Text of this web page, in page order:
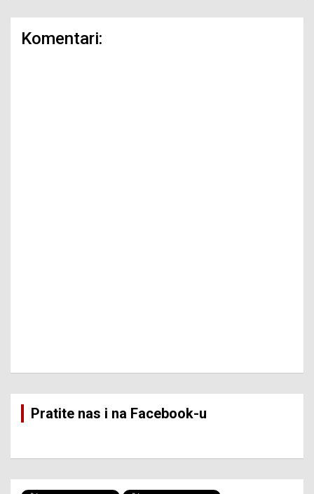
Komentari:
Pratite nas i na Facebook-u